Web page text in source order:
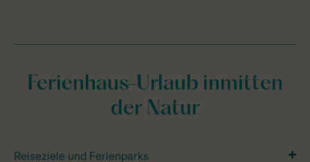
Ferienhaus-Urlaub inmitten
der Natur
Reiseziele und Ferienparks